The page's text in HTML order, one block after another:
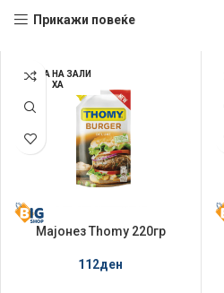
Прикажи повеќе
НЕМА НА ЗАЛИ
ХА
Мајонез Thomy 220гр
112ден